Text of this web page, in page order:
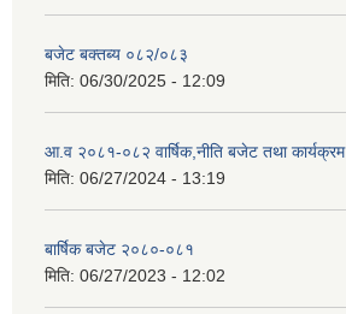
बजेट बक्तब्य ०८२/०८३
मिति: 06/30/2025 - 12:09
आ.व २०८१-०८२ वार्षिक,नीति बजेट तथा कार्यक्रम
मिति: 06/27/2024 - 13:19
बार्षिक बजेट २०८०-०८१
मिति: 06/27/2023 - 12:02